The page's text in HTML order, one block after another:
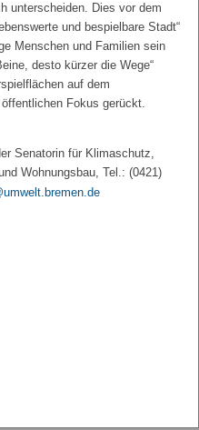
unterscheiden. Dies vor dem
und bespielbare Stadt“
Menschen und Familien sein
desto kürzer die Wege“
auf dem
Fokus gerückt.
Senatorin für Klimaschutz,
Wohnungsbau, Tel.: (0421)